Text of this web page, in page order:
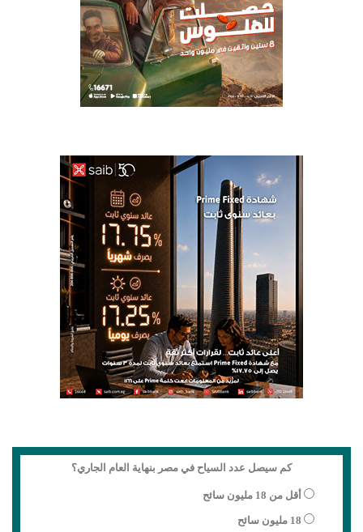
كم سيصل عدد السياح في مصر بنهاية العام الجاري؟
أقل من 18 مليون سائح
18 مليون سائح